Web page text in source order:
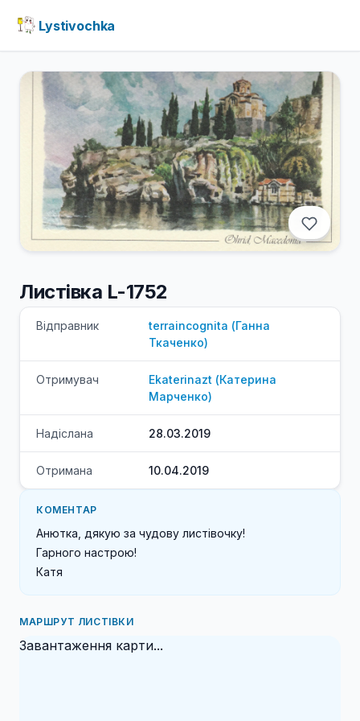
Lystivochka
Листівка L-1752
Відправник terraincognita (Ганна
Ткаченко)
Отримувач Ekaterinazt (Катерина
Марченко)
Надіслана 28.03.2019
Отримана 10.04.2019
КОМЕНТАР
Анютка, дякую за чудову листівочку!
Гарного настрою!
Катя
МАРШРУТ ЛИСТІВКИ
Завантаження карти...